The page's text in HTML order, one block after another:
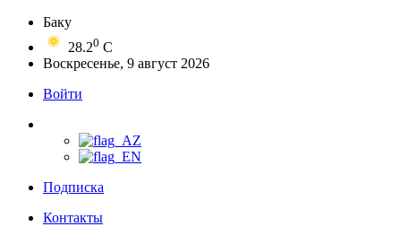
Баку
28.20 C
Воскресенье, 9 август 2026
Войти
Подписка
Контакты